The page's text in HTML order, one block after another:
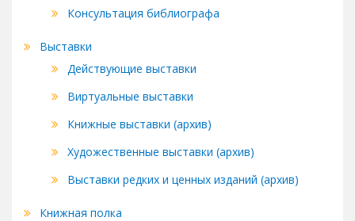
Консультация библиографа
Выставки
Действующие выставки
Виртуальные выставки
Книжные выставки (архив)
Художественные выставки (архив)
Выставки редких и ценных изданий (архив)
Книжная полка